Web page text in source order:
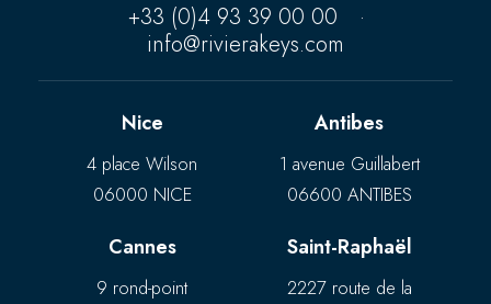
+33 (0)4 93 39 00 00
·
info@rivierakeys.com
Nice
4 place Wilson
06000 NICE
Antibes
1 avenue Guillabert
06600 ANTIBES
Cannes
9 rond-point
Saint-Raphaël
2227 route de la